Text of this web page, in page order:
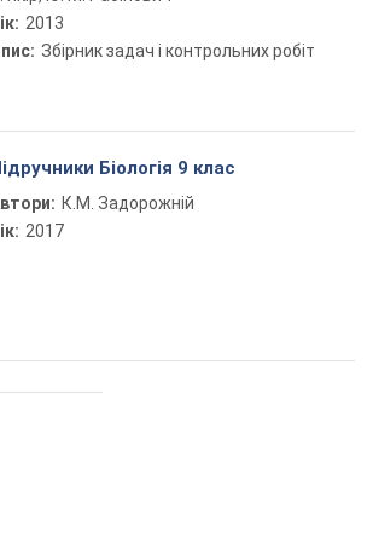
2013
Збірник задач і контрольних робіт
Біологія 9 клас
К.М. Задорожній
2017